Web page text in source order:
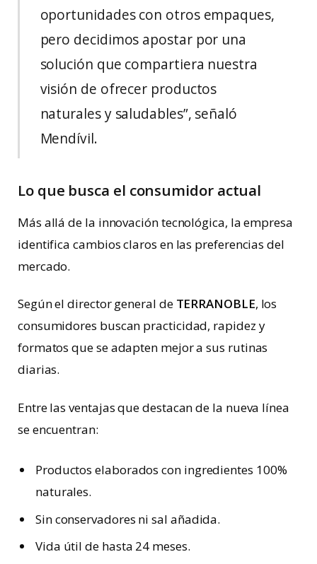
oportunidades con otros empaques,
pero decidimos apostar por una
solución que compartiera nuestra
visión de ofrecer productos
naturales y saludables”, señaló
Mendívil.
Lo que busca el consumidor actual
Más allá de la innovación tecnológica, la empresa
identifica cambios claros en las preferencias del
mercado.
Según el director general de TERRANOBLE, los
consumidores buscan practicidad, rapidez y
formatos que se adapten mejor a sus rutinas
diarias.
Entre las ventajas que destacan de la nueva línea
se encuentran:
Productos elaborados con ingredientes 100%
naturales.
Sin conservadores ni sal añadida.
Vida útil de hasta 24 meses.